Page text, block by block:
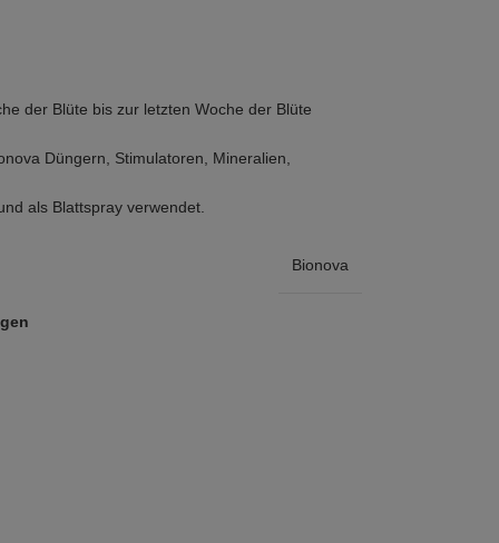
der Blüte bis zur letzten Woche der Blüte
Düngern, Stimulatoren, Mineralien,
als Blattspray verwendet.
Bionova